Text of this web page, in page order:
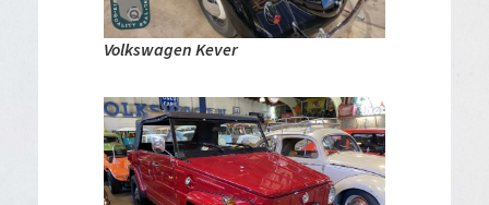
Volkswagen Kever